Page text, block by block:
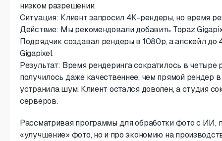
низком разрешении.
Ситуация: Клиент запросил 4K-рендеры, но время
Действие: Мы рекомендовали добавить Topaz
Подрядчик создавал рендеры в 1080p, а апскейл
Gigapixel.
Результат: Время рендеринга сократилось в четыре
получилось даже качественнее, чем прямой рендер
устранила шум. Клиент остался доволен, а студия
серверов.
Рассматривая программы для обработки фото с ИИ,
«улучшение» фото, но и про экономию на